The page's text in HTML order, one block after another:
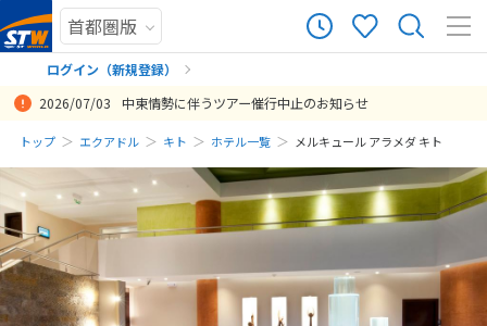
ログイン（新規登録）
まだ履歴がありません
まだ登録がありません
2026/07/03 中東情勢に伴うツアー催行中止のお知らせ
トップ エクアドル キト ホテル一覧 メルキュール アラメダ キト